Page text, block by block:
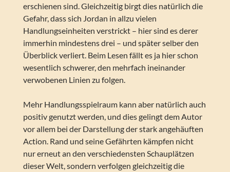
erschienen sind. Gleichzeitig birgt dies natürlich die
Gefahr, dass sich Jordan in allzu vielen
Handlungseinheiten verstrickt – hier sind es derer
immerhin mindestens drei – und später selber den
Überblick verliert. Beim Lesen fällt es ja hier schon
wesentlich schwerer, den mehrfach ineinander
verwobenen Linien zu folgen.
Mehr Handlungsspielraum kann aber natürlich auch
positiv genutzt werden, und dies gelingt dem Autor
vor allem bei der Darstellung der stark angehäuften
Action. Rand und seine Gefährten kämpfen nicht
nur erneut an den verschiedensten Schauplätzen
dieser Welt, sondern verfolgen gleichzeitig die